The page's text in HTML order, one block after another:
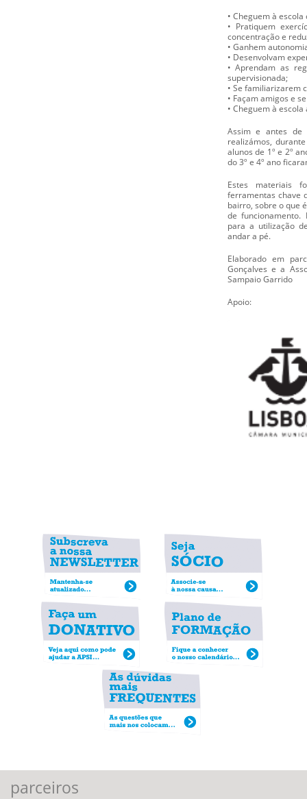
• Cheguem à
• Pratiquem
concentração e
• Ganhem
• Desenvolvam
• Aprendam as
supervisionada;
• Se familiarizarem
• Façam amigos e
• Cheguem à
Assim e antes de
realizámos,
alunos de 1º e 2º
do 3º e 4º ano
Estes materiais
ferramentas chave
bairro, sobre o que
de funcionamento.
para a utilização
andar a pé.
Elaborado em
Gonçalves e a
Sampaio Garrido
Apoio:
parceiros